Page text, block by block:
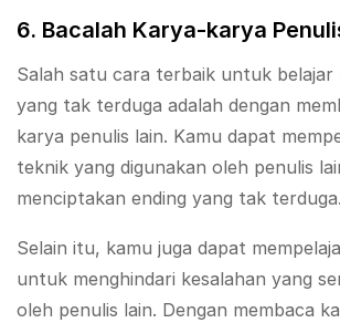
6. Bacalah Karya-karya
Salah satu cara terbaik untuk belajar
yang tak terduga adalah dengan
karya penulis lain. Kamu dapat
teknik yang digunakan oleh penulis
menciptakan ending yang tak terduga.
Selain itu, kamu juga dapat
untuk menghindari kesalahan yang
oleh penulis lain. Dengan membaca